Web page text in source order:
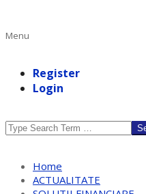
Primary
Menu
Register
Login
Search
Home
ACTUALITATE